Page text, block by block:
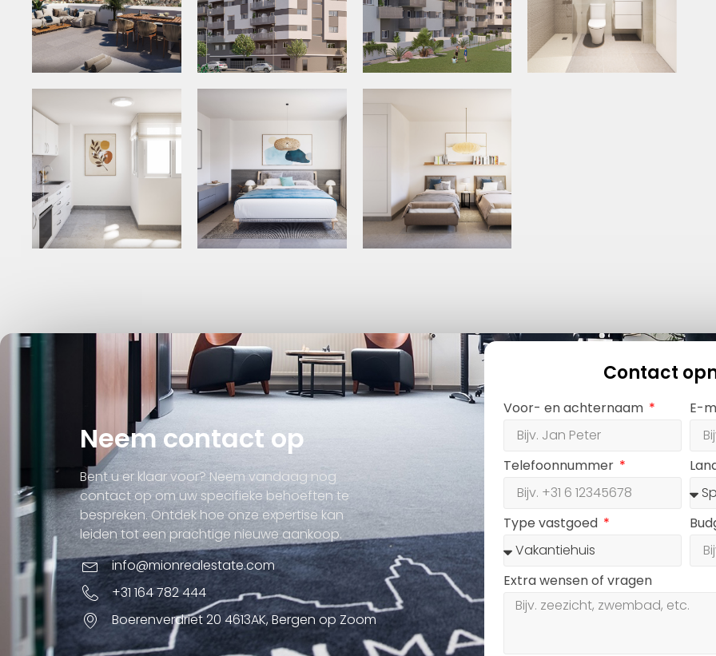
Neem contact op
Bent u er klaar voor? Neem vandaag nog
contact op om uw specifieke behoeften te
bespreken. Ontdek hoe onze expertise kan
leiden tot een prachtige nieuwe aankoop.
info@mionrealestate.com
+31 164 782 444
Boerenverdriet 20 4613AK, Bergen op Zoom
Contact
Voor- en achternaam E-
Telefoonnummer
Type vastgoed
Extra wensen of vragen